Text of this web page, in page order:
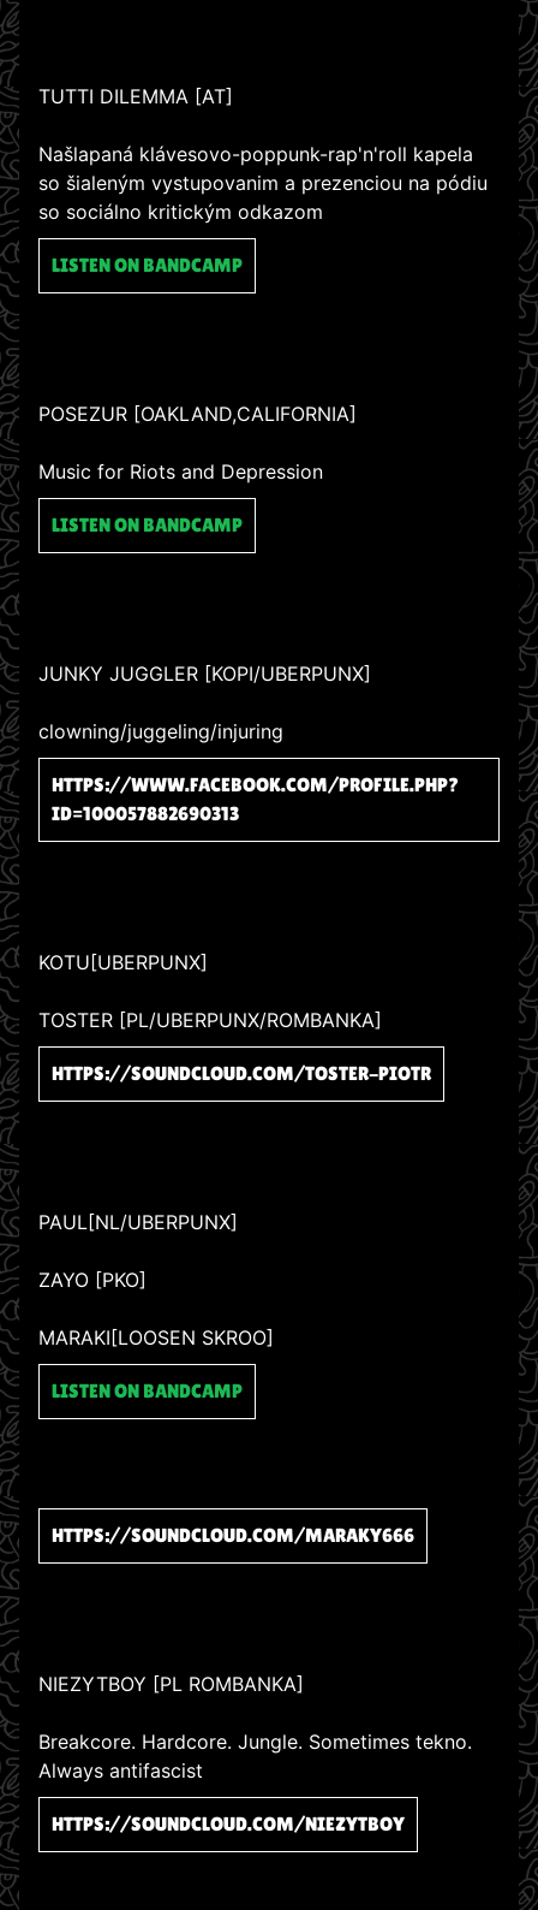
TUTTI DILEMMA [AT]
Našlapaná klávesovo-poppunk-rap'n'roll kapela
so šialeným vystupovanim a prezenciou na pódiu
so sociálno kritickým odkazom
LISTEN ON BANDCAMP
POSEZUR [OAKLAND,CALIFORNIA]
Music for Riots and Depression
LISTEN ON BANDCAMP
JUNKY JUGGLER [KOPI/UBERPUNX]
clowning/juggeling/injuring
HTTPS://WWW.FACEBOOK.COM/PROFILE.PHP?
ID=100057882690313
KOTU[UBERPUNX]
TOSTER [PL/UBERPUNX/ROMBANKA]
HTTPS://SOUNDCLOUD.COM/TOSTER-PIOTR
PAUL[NL/UBERPUNX]
ZAYO [PKO]
MARAKI[LOOSEN SKROO]
LISTEN ON BANDCAMP
HTTPS://SOUNDCLOUD.COM/MARAKY666
NIEZYTBOY [PL ROMBANKA]
Breakcore. Hardcore. Jungle. Sometimes tekno.
Always antifascist
HTTPS://SOUNDCLOUD.COM/NIEZYTBOY